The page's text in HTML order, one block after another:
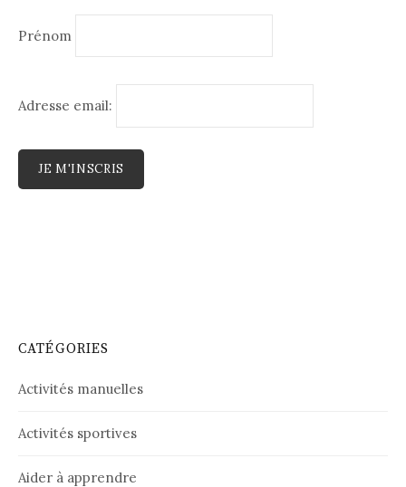
Prénom
Adresse email:
CATÉGORIES
Activités manuelles
Activités sportives
Aider à apprendre